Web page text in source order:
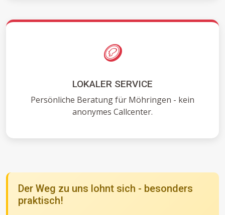
🪙
LOKALER SERVICE
Persönliche Beratung für Möhringen - kein
anonymes Callcenter.
Der Weg zu uns lohnt sich - besonders
praktisch!